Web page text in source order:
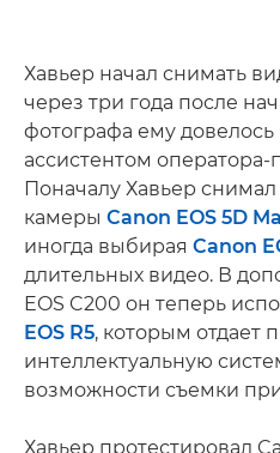
Хавьер начал снимать
через три года после
фотографа ему довелось
ассистентом
Поначалу Хавьер
камеры Canon EOS 5D
иногда выбирая Canon
длительных видео. В
EOS C200 он теперь
EOS R5, которым отдает
интеллектуальную
возможности съемки
Хавьер протестировал